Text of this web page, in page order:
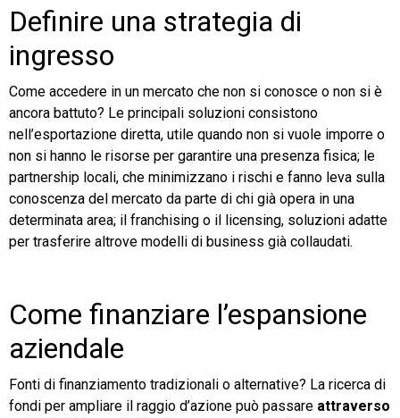
Definire una strategia di
ingresso
Come accedere in un mercato che non si conosce o non si è
ancora battuto? Le principali soluzioni consistono
nell’esportazione diretta, utile quando non si vuole imporre o
non si hanno le risorse per garantire una presenza fisica; le
partnership locali, che minimizzano i rischi e fanno leva sulla
conoscenza del mercato da parte di chi già opera in una
determinata area; il franchising o il licensing, soluzioni adatte
per trasferire altrove modelli di business già collaudati.
Come finanziare l’espansione
aziendale
Fonti di finanziamento tradizionali o alternative? La ricerca di
fondi per ampliare il raggio d’azione può passare attraverso